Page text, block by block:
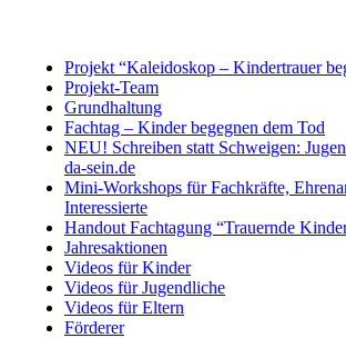
Projekt “Kaleidoskop – Kindertrauer
Projekt-Team
Grundhaltung
Fachtag – Kinder begegnen dem Tod
NEU! Schreiben statt Schweigen:
da-sein.de
Mini-Workshops für Fachkräfte,
Interessierte
Handout Fachtagung “Trauernde
Jahresaktionen
Videos für Kinder
Videos für Jugendliche
Videos für Eltern
Förderer